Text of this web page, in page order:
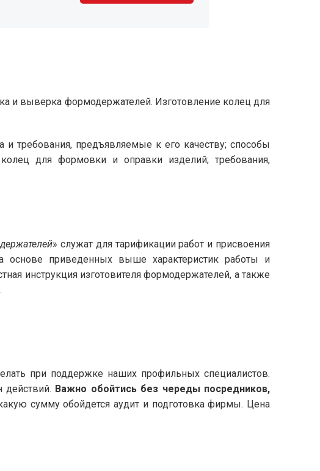
и выверка формодержателей. Изготовление колец для
и требования, предъявляемые к его качеству; способы
для формовки и оправки изделий; требования,
» служат для тарификации работ и присвоения
основе приведенных выше характеристик работы и
инструкция изготовителя формодержателей, а также
при поддержке наших профильных специалистов.
Важно обойтись без череды посредников,
сумму обойдется аудит и подготовка фирмы. Цена